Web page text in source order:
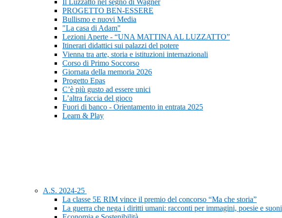
Il Luzzatto nel segno di Wagner
PROGETTO BEN-ESSERE
Bullismo e nuovi Media
"La casa di Adam"
Lezioni Aperte - “UNA MATTINA AL LUZZATTO”
Itinerari didattici sui palazzi del potere
Vienna tra arte, storia e istituzioni internazionali
Corso di Primo Soccorso
Giornata della memoria 2026
Progetto Epas
C’è più gusto ad essere unici
L’altra faccia del gioco
Fuori di banco - Orientamento in entrata 2025
Learn & Play
A.S. 2024-25
La classe 5E RIM vince il premio del concorso “Ma che storia”
La guerra che nega i diritti umani: racconti per immagini, poesie e suoni